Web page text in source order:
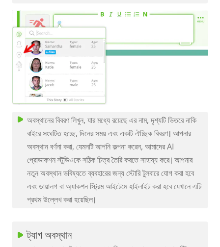
অবস্থানের বিবরণ লিখুন, যার মধ্যে রয়েছে এর নাম, দৃশ্যটি ভিতরে নাকি
বাইরে সংঘটিত হচ্ছে, দিনের সময় এবং একটি ঐচ্ছিক বিবরণ। আপনার
অবস্থান বর্ণনা করা, যেমনটি আপনি কল্পনা করেন, আমাদের AI
প্রোডাকশন স্টুডিওকে সঠিক চিত্র তৈরি করতে সাহায্য করে। আপনার
নতুন অবস্থান ভবিষ্যতে ব্যবহারের জন্য স্টোরি টুলবারে যোগ করা হবে
এবং ডায়ালগ বা অ্যাকশন স্ট্রিম আইটেমে হাইলাইট করা হবে যেখানে এটি
প্রথম উল্লেখ করা হয়েছিল।
ট্যাগ অবস্থান